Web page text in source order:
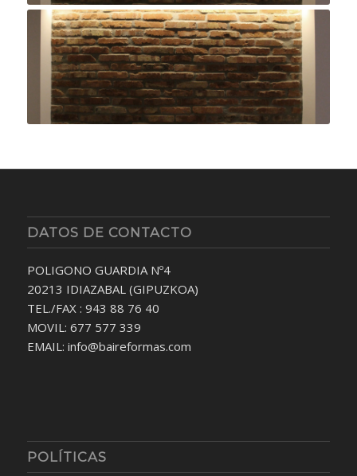
DATOS DE CONTACTO
POLIGONO GUARDIA Nº4
20213 IDIAZABAL (GIPUZKOA)
TEL./FAX : 943 88 76 40
MOVIL: 677 577 339
EMAIL: info@baireformas.com
POLÍTICAS